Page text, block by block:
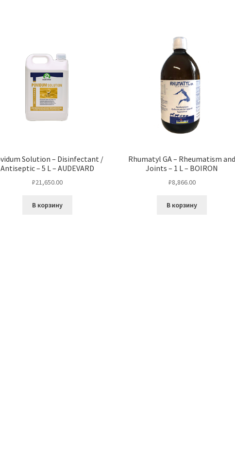
Solution – Disinfectant /
Antiseptic – 5 L – AUDEVARD
₽21,650.00
В корзину
Rhumatyl GA – Rheumatism and
Joints – 1 L – BOIRON
₽8,866.00
В корзину